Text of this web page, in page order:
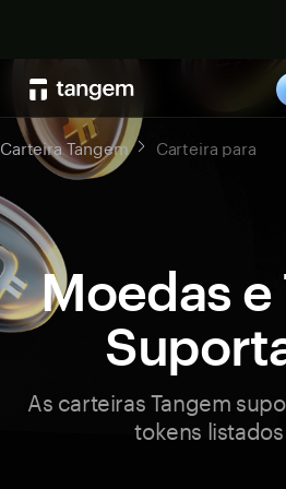
Carteira Tangem Carteira para
Moedas e
As carteiras Tangem
tokens